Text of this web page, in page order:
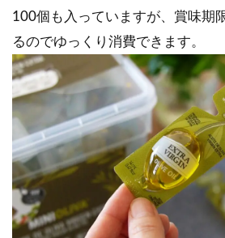
100個も入っていますが、賞味期
るのでゆっくり消費できます。